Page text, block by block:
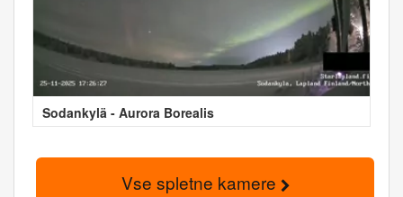
Sodankylä - Aurora Borealis
Vse spletne kamere